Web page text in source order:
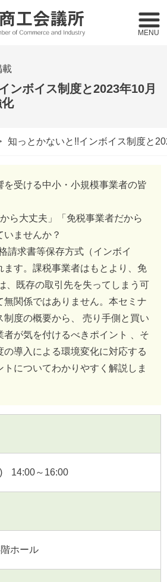
MENU
載
ンボイス制度と2023年10月
知っとかないと!!インボイス制度と
を受ける中小・小規模事業者の皆
ら大丈夫」「免税事業者だから
いませんか？
請求書等保存方式（インボイ
ます。課税事業者はもとより、免
、既存の取引先を失ってしまう可
無関係ではありません。本セミナ
制度の概要から、 売り手側と買い
者が気を付けるべきポイント 、そ
の導入による環境変化に対応する
についてわかりやすく解説しま
14:00～16:00
ホール